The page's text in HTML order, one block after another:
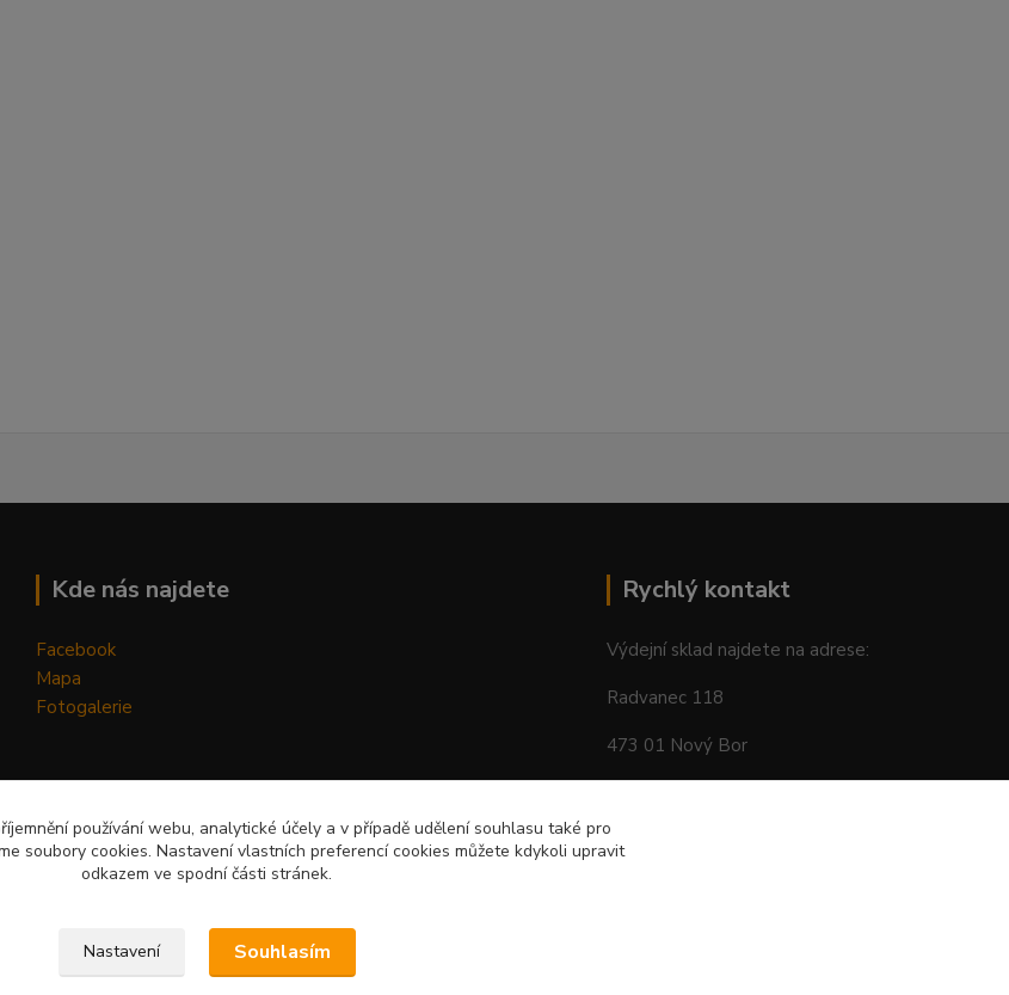
Kde nás najdete
Facebook
Mapa
Fotogalerie
Rychlý kontakt
Výdejní sklad najdete na adrese:
Radvanec 118
473 01 Nový Bor
Upravit sběr cookies.
používání webu, analytické účely a v případě udělení souhlasu také pro
soubory cookies. Nastavení vlastních preferencí cookies můžete kdykoli upravit
odkazem ve spodní části stránek.
Nastavení Souhlasím